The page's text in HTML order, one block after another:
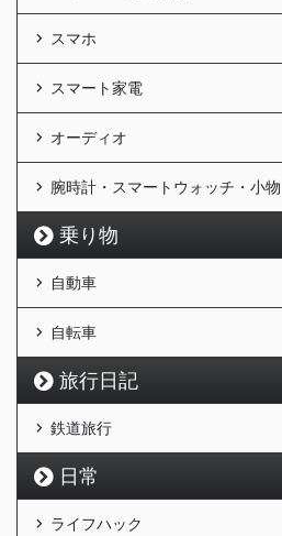
スマホ
スマート家電
オーディオ
腕時計・スマートウォッチ・小物
乗り物
自動車
自転車
旅行日記
鉄道旅行
日常
ライフハック